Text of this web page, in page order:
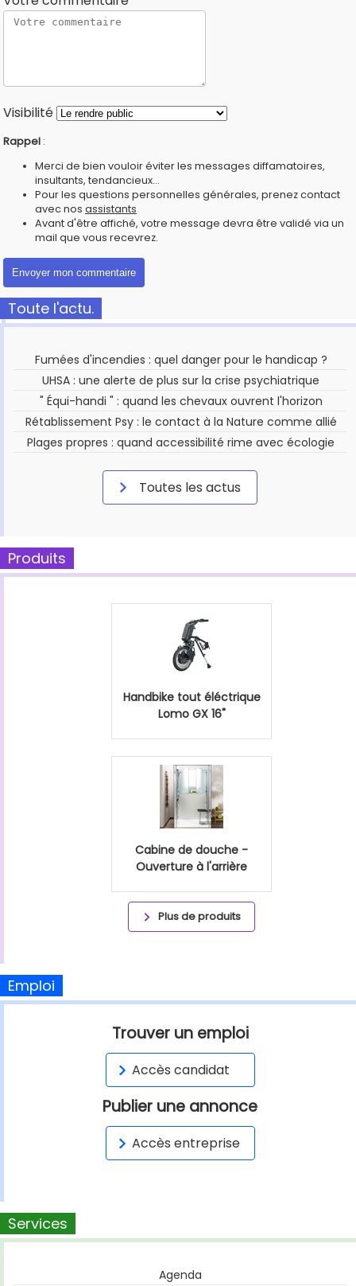
Visibilité
Rappel :
Merci de bien vouloir éviter les messages diffamatoires,
insultants, tendancieux...
Pour les questions personnelles générales, prenez contact
avec nos assistants
Avant d'être affiché, votre message devra être validé via un
mail que vous recevrez.
Toute l'actu.
Fumées d'incendies : quel danger pour le handicap ?
UHSA : une alerte de plus sur la crise psychiatrique
" Équi-handi " : quand les chevaux ouvrent l'horizon
Rétablissement Psy : le contact à la Nature comme allié
Plages propres : quand accessibilité rime avec écologie
Toutes les actus
Produits
Handbike tout éléctrique
Lomo GX 16"
Cabine de douche -
Ouverture à l'arrière
Plus de produits
Emploi
Trouver un emploi
Accès candidat
Publier une annonce
Accès entreprise
Services
Agenda